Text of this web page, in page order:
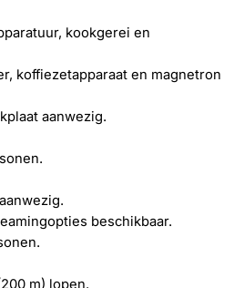
kookgerei en
koffiezetapparaat en magnetron
aanwezig.
beschikbaar.
m) lopen.